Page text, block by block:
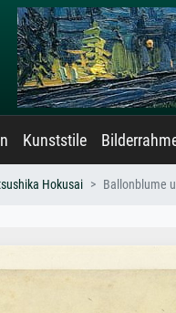
Kunststile
Hokusai Ballonblume